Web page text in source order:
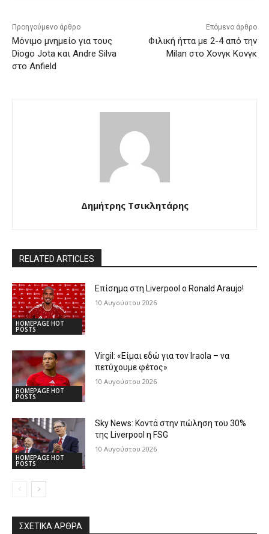
Προηγούμενο άρθρο
Μόνιμο μνημείο για τους
Diogo Jota και Andre Silva
στο Anfield
Επόμενο άρθρο
Φιλική ήττα με 2-4 από την
Milan στο Χονγκ Κονγκ
Δημήτρης Τσικλητάρης
RELATED ARTICLES
HOMEPAGE HOT
POSTS
Επίσημα στη Liverpool ο Ronald Araujo!
10 Αυγούστου 2026
HOMEPAGE HOT
POSTS
Virgil: «Είμαι εδώ για τον Iraola – να
πετύχουμε φέτος»
10 Αυγούστου 2026
HOMEPAGE HOT
POSTS
Sky News: Κοντά στην πώληση του 30%
της Liverpool η FSG
10 Αυγούστου 2026
ΣΧΕΤΙΚΆ ΆΡΘΡΑ